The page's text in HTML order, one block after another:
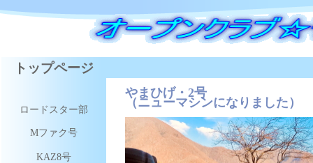
トップページ
ロードスター部
Mファク号
KAZ8号
やまひげ・2号
（ニューマシンになりました）